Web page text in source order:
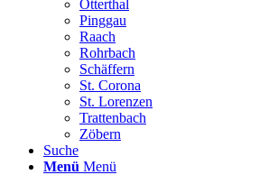
Otterthal
Pinggau
Raach
Rohrbach
Schäffern
St. Corona
St. Lorenzen
Trattenbach
Zöbern
Suche
Menü Menü